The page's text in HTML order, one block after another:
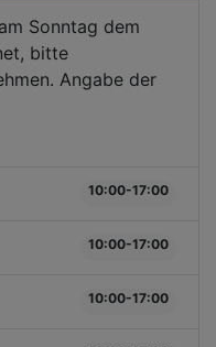
Sonntag dem
bitte
Angabe der
10:00-17:00
10:00-17:00
10:00-17:00